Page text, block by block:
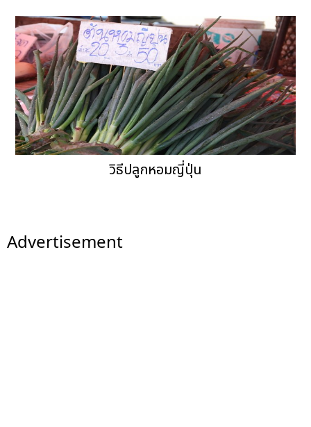
วิธีปลูกหอมญี่ปุ่น
Advertisement